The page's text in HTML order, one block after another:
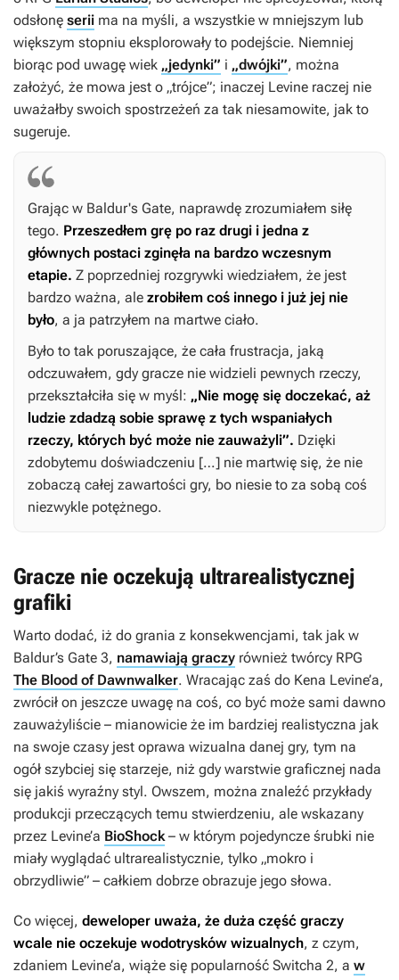
odsłonę serii ma na myśli, a wszystkie w mniejszym lub
większym stopniu eksplorowały to podejście. Niemniej
biorąc pod uwagę wiek „jedynki” i „dwójki”, można
założyć, że mowa jest o „trójce”; inaczej Levine raczej nie
uważałby swoich spostrzeżeń za tak niesamowite, jak to
sugeruje.
Grając w Baldur's Gate, naprawdę zrozumiałem siłę
tego. Przeszedłem grę po raz drugi i jedna z
głównych postaci zginęła na bardzo wczesnym
etapie. Z poprzedniej rozgrywki wiedziałem, że jest
bardzo ważna, ale zrobiłem coś innego i już jej nie
było, a ja patrzyłem na martwe ciało.
Było to tak poruszające, że cała frustracja, jaką
odczuwałem, gdy gracze nie widzieli pewnych rzeczy,
przekształciła się w myśl: „Nie mogę się doczekać, aż
ludzie zdadzą sobie sprawę z tych wspaniałych
rzeczy, których być może nie zauważyli”. Dzięki
zdobytemu doświadczeniu […] nie martwię się, że nie
zobaczą całej zawartości gry, bo niesie to za sobą coś
niezwykle potężnego.
Gracze nie oczekują ultrarealistycznej
grafiki
Warto dodać, iż do grania z konsekwencjami, tak jak w
Baldur’s Gate 3, namawiają graczy również twórcy RPG
The Blood of Dawnwalker. Wracając zaś do Kena Levine’a,
zwrócił on jeszcze uwagę na coś, co być może sami dawno
zauważyliście – mianowicie że im bardziej realistyczna jak
na swoje czasy jest oprawa wizualna danej gry, tym na
ogół szybciej się starzeje, niż gdy warstwie graficznej nada
się jakiś wyraźny styl. Owszem, można znaleźć przykłady
produkcji przeczących temu stwierdzeniu, ale wskazany
przez Levine’a BioShock– w którym pojedyncze śrubki nie
miały wyglądać ultrarealistycznie, tylko „mokro i
obrzydliwie” – całkiem dobrze obrazuje jego słowa.
Co więcej, deweloper uważa, że duża część graczy
wcale nie oczekuje wodotrysków wizualnych, z czym,
zdaniem Levine’a, wiąże się popularność Switcha 2, a w